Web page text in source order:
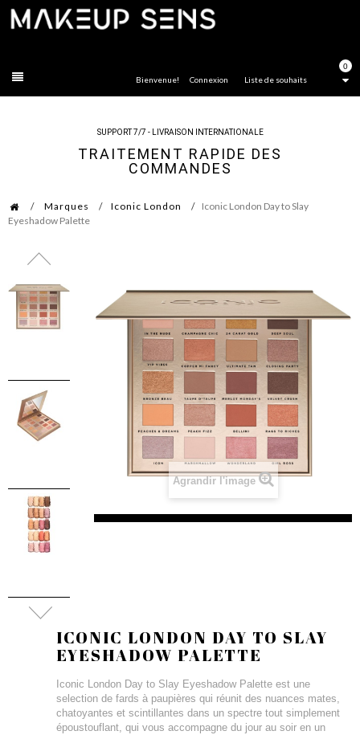
0
Liste de souhaits
Bienvenue! Connexion
SUPPORT 7/7 - LIVRAISON INTERNATIONALE
TRAITEMENT RAPIDE DES
COMMANDES
Marques Iconic London
Iconic London Day to Slay
Eyeshadow Palette
Agrandir l'image
ICONIC LONDON DAY TO SLAY
EYESHADOW PALETTE
Iconic London Day to Slay Eyeshadow Palette est une
selection de fards à paupières qui réunit des nuances mates,
chatoyantes et scintillantes dans un spectre tout simplement
époustouflant, qui vous accompagne du jour au soir en un